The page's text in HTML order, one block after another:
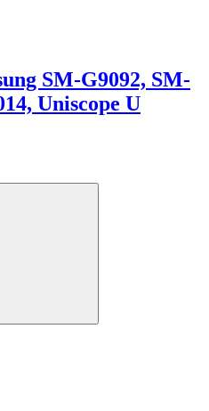
SM-G9092, SM-
Uniscope U